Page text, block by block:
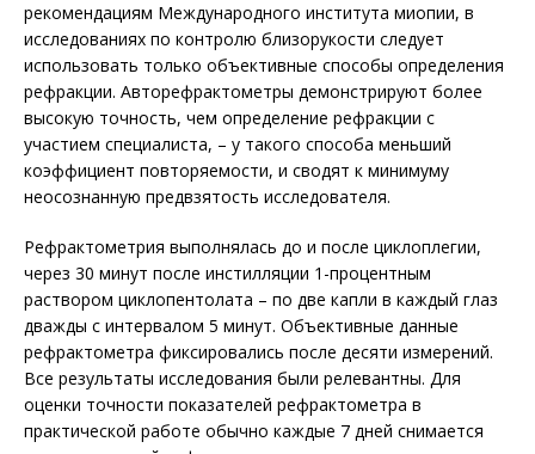
рекомендациям Международного института миопии, в
исследованиях по контролю близорукости следует
использовать только объективные способы определения
рефракции. Авторефрактометры демонстрируют более
высокую точность, чем определение рефракции с
участием специалиста, – у такого способа меньший
коэффициент повторяемости, и сводят к минимуму
неосознанную предвзятость исследователя.
Рефрактометрия выполнялась до и после циклоплегии,
через 30 минут после инстилляции 1-процентным
раствором циклопентолата – по две капли в каждый глаз
дважды с интервалом 5 минут. Объективные данные
рефрактометра фиксировались после десяти измерений.
Все результаты исследования были релевантны. Для
оценки точности показателей ре­фрактометра в
практической работе обычно каждые 7 дней снимается